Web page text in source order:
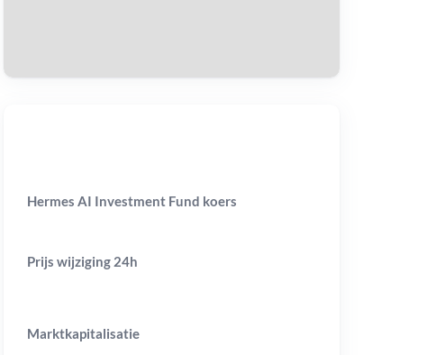
Hermes AI Investment Fund koers
Prijs wijziging 24h
Marktkapitalisatie